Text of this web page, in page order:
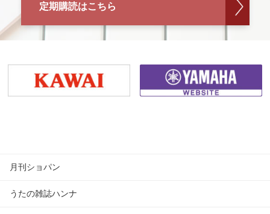
定期購読はこちら
月刊ショパン
うたの雑誌ハンナ